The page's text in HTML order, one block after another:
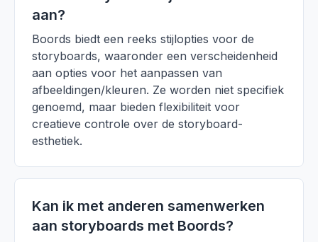
aan?
Boords biedt een reeks stijlopties voor de
storyboards, waaronder een verscheidenheid
aan opties voor het aanpassen van
afbeeldingen/kleuren. Ze worden niet specifiek
genoemd, maar bieden flexibiliteit voor
creatieve controle over de storyboard-
esthetiek.
Kan ik met anderen samenwerken
aan storyboards met Boords?